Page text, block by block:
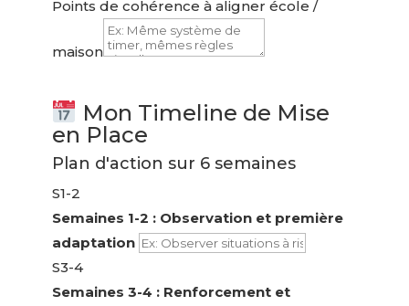
Points de cohérence à aligner école /
maison
Mon Timeline de Mise
en Place
Plan d'action sur 6 semaines
S1-2
Semaines 1-2 : Observation et première
adaptation
S3-4
Semaines 3-4 : Renforcement et